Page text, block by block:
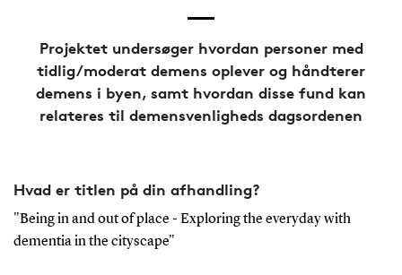
Projektet undersøger hvordan personer med
tidlig/moderat demens oplever og håndterer
demens i byen, samt hvordan disse fund kan
relateres til demensvenligheds dagsordenen
Hvad er titlen på din afhandling?
"Being in and out of place - Exploring the everyday with
dementia in the cityscape"